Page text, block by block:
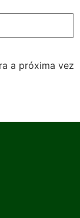
a próxima vez